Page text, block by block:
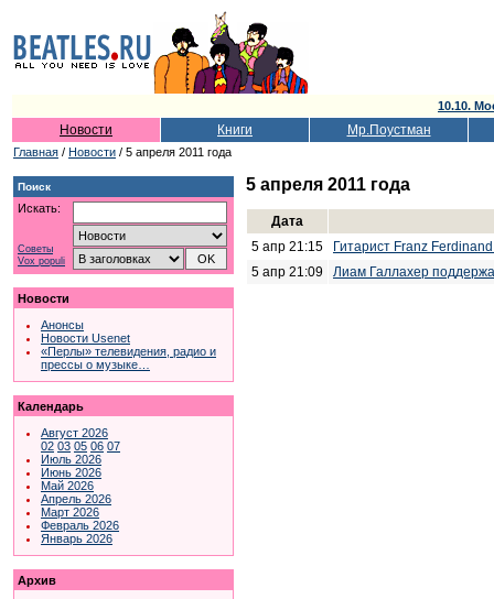
10.10.
Новости Книги Мр.Поустман
Главная / Новости / 5 апреля 2011 года
Поиск
Искать:
Советы
Vox populi
Новости
Анонсы
Новости Usenet
«Перлы» телевидения, радио и
прессы о музыке…
Календарь
Август 2026
02 03 05 06 07
Июль 2026
Июнь 2026
Май 2026
Апрель 2026
Март 2026
Февраль 2026
Январь 2026
Архив
5 апреля 2011 года
Дата
5 апр 21:15
Гитарист Franz
5 апр 21:09
Лиам Галлахер